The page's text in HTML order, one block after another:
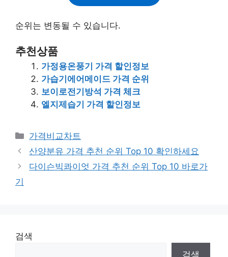
순위는 변동될 수 있습니다.
추천상품
가정용온풍기 가격 할인정보
가습기에어메이드 가격 순위
보이로전기방석 가격 체크
엘지제습기 가격 할인정보
카
테
리
가격비교차트
산양분유 가격 추천 순위 Top 10 확인하세요
다이슨빅콰이엇 가격 추천 순위 Top 10 바로가
기
검색
검색